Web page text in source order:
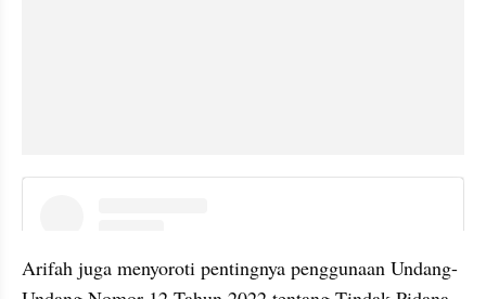
Arifah juga menyoroti pentingnya penggunaan Undang-